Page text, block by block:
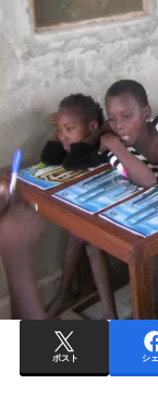
ポスト シ